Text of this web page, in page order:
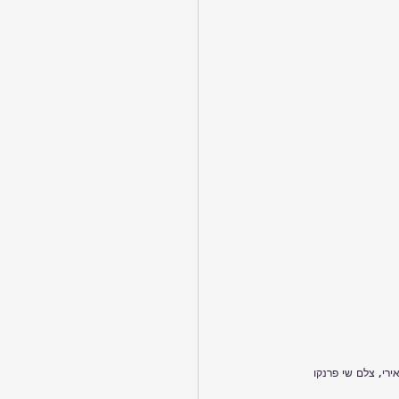
צלם שי פרנקו